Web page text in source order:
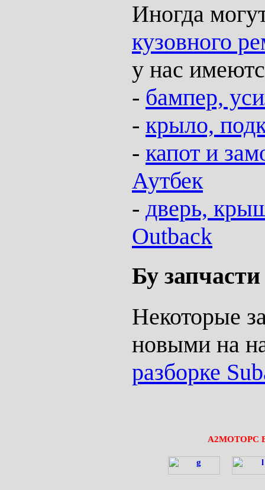
Иногда
кузовного
у нас
- бампер,
- крыло,
- капот и
Аутбек
- дверь,
Outback
Бу
Некоторые
новыми на
разборке
А2МОТОРС